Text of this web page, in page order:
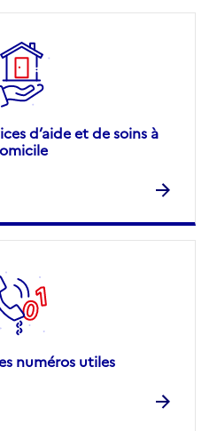
d’aide et de soins à
numéros utiles